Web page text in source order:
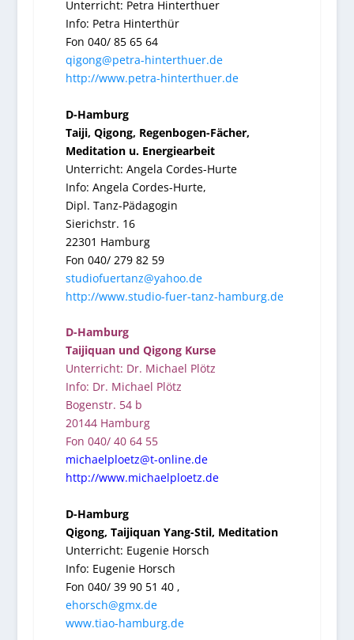
Unterricht: Petra Hinterthuer
Info: Petra Hinterthür
Fon 040/ 85 65 64
qigong@petra-hinterthuer.de
http://www.petra-hinterthuer.de
D-Hamburg
Taiji, Qigong, Regenbogen-Fächer,
Meditation u. Energiearbeit
Unterricht: Angela Cordes-Hurte
Info: Angela Cordes-Hurte,
Dipl. Tanz-Pädagogin
Sierichstr. 16
22301 Hamburg
Fon 040/ 279 82 59
studiofuertanz@yahoo.de
http://www.studio-fuer-tanz-hamburg.de
D-Hamburg
Taijiquan und Qigong Kurse
Unterricht: Dr. Michael Plötz
Info: Dr. Michael Plötz
Bogenstr. 54 b
20144 Hamburg
Fon 040/ 40 64 55
michaelploetz@t-online.de
http://www.michaelploetz.de
D-Hamburg
Qigong, Taijiquan Yang-Stil, Meditation
Unterricht: Eugenie Horsch
Info: Eugenie Horsch
Fon 040/ 39 90 51 40‚
ehorsch@gmx.de
www.tiao-hamburg.de